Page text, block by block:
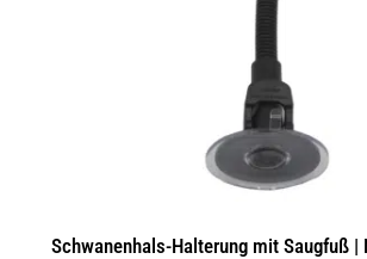
Schwanenhals-Halterung mit Saugfuß |